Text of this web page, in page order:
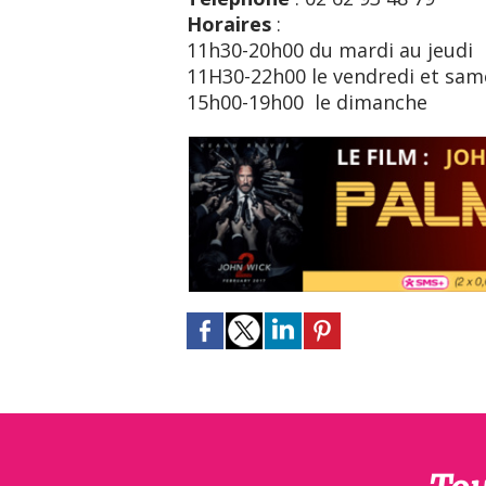
Horaires :
11h30-20h00 du mardi au jeudi
11H30-22h00 le vendredi et
15h00-19h00 le dimanche